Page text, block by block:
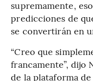
supremamente,
predicciones de
se convertirán en
“Creo que
francamente”,
de la plataforma